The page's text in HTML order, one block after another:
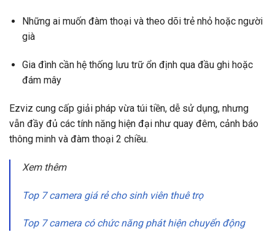
Những ai muốn đàm thoại và theo dõi trẻ nhỏ hoặc người
già
Gia đình cần hệ thống lưu trữ ổn định qua đầu ghi hoặc
đám mây
Ezviz cung cấp giải pháp vừa túi tiền, dễ sử dụng, nhưng
vẫn đầy đủ các tính năng hiện đại như quay đêm, cảnh báo
thông minh và đàm thoại 2 chiều.
Xem thêm
Top 7 camera giá rẻ cho sinh viên thuê trọ
Top 7 camera có chức năng phát hiện chuyển động